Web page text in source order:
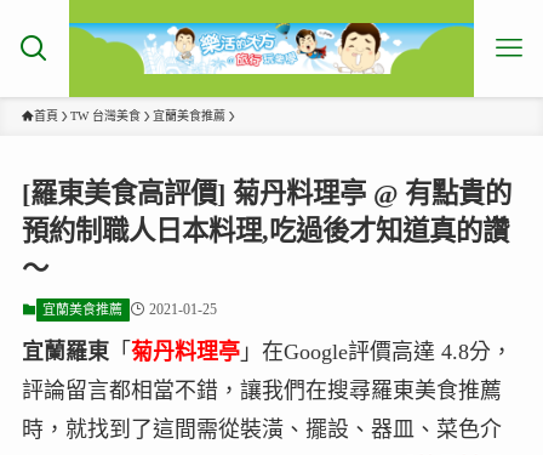
首頁 TW 台灣美食 宜蘭美食推薦
[羅東美食高評價] 菊丹料理亭 @ 有點貴的
預約制職人日本料理,吃過後才知道真的讚
～
宜蘭美食推薦 2021-01-25
宜蘭羅東「 菊丹料理亭」在Google評價高達 4.8分，
評論留言都相當不錯，讓我們在搜尋羅東美食推薦
時，就找到了這間需從裝潢、擺設、器皿、菜色介